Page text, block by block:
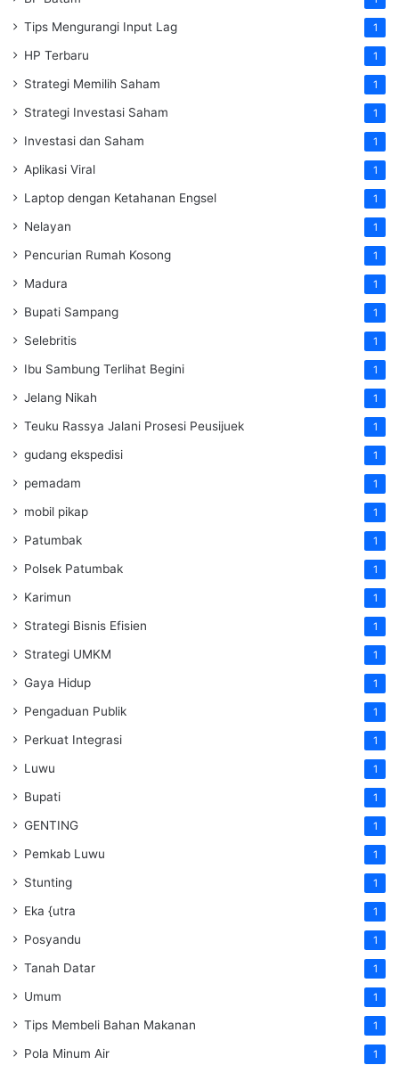
Tips Mengurangi Input Lag 1
HP Terbaru 1
Strategi Memilih Saham 1
Strategi Investasi Saham 1
Investasi dan Saham 1
Aplikasi Viral 1
Laptop dengan Ketahanan Engsel 1
Nelayan 1
Pencurian Rumah Kosong 1
Madura 1
Bupati Sampang 1
Selebritis 1
Ibu Sambung Terlihat Begini 1
Jelang Nikah 1
Teuku Rassya Jalani Prosesi Peusijuek 1
gudang ekspedisi 1
pemadam 1
mobil pikap 1
Patumbak 1
Polsek Patumbak 1
Karimun 1
Strategi Bisnis Efisien 1
Strategi UMKM 1
Gaya Hidup 1
Pengaduan Publik 1
Perkuat Integrasi 1
Luwu 1
Bupati 1
GENTING 1
Pemkab Luwu 1
Stunting 1
Eka {utra 1
Posyandu 1
Tanah Datar 1
Umum 1
Tips Membeli Bahan Makanan 1
Pola Minum Air 1